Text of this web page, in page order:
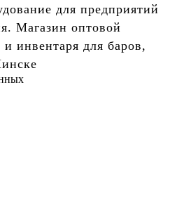
для предприятий
Магазин оптовой
инвентаря для баров,